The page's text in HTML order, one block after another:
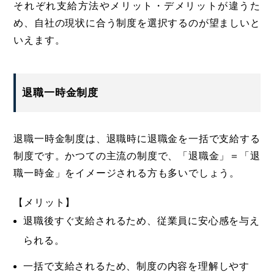
それぞれ支給方法やメリット・デメリットが違うた
め、自社の現状に合う制度を選択するのが望ましいと
いえます。
退職一時金制度
退職一時金制度は、退職時に退職金を一括で支給する
制度です。かつての主流の制度で、「退職金」＝「退
職一時金」をイメージされる方も多いでしょう。
【メリット】
退職後すぐ支給されるため、従業員に安心感を与え
られる。
一括で支給されるため、制度の内容を理解しやす